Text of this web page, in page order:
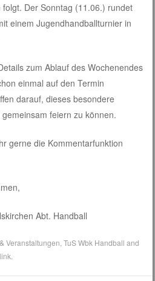
Der Sonntag (11.06.) rundet
einem Jugendhandballturnier in
zum Ablauf des Wochenendes
einmal auf den Termin
darauf, dieses besondere
feiern zu können.
gerne die Kommentarfunktion
Abt. Handball
Veranstaltungen ,TuS Wbk Handball and